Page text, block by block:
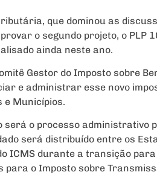
que dominou as
o segundo projeto, o PLP
ainda neste ano.
Gestor do Imposto sobre
e administrar esse novo
e Municípios.
será o processo administrativo
será distribuído entre os
ICMS durante a transição para
o Imposto sobre